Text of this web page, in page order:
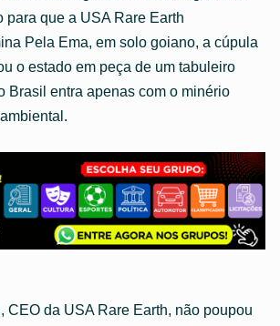
para que a USA Rare Earth
Pela Ema, em solo goiano, a cúpula
o estado em peça de um tabuleiro
Brasil entra apenas com o minério
CEO da USA Rare Earth, não poupou